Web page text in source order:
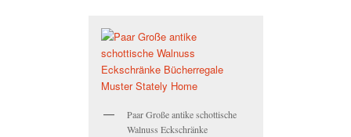
Paar Große antike schottische
Walnuss Eckschränke